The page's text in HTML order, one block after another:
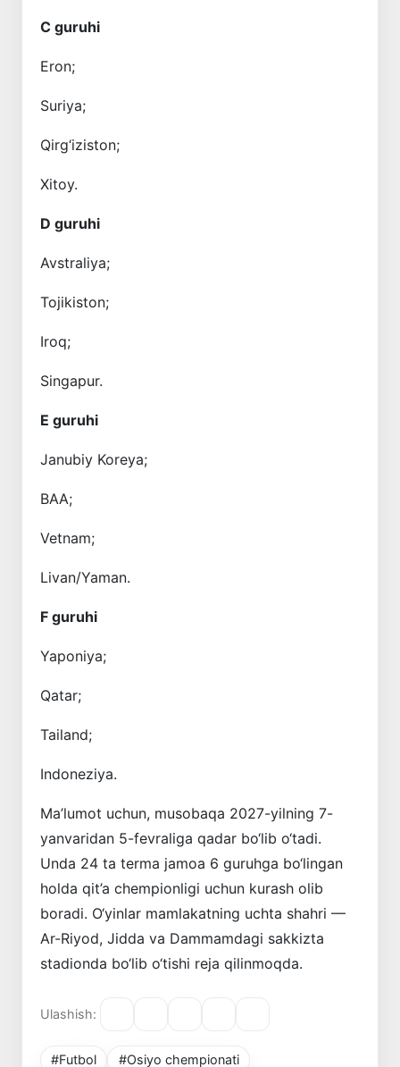
C guruhi
Eron;
Suriya;
Qirg‘iziston;
Xitoy.
D guruhi
Avstraliya;
Tojikiston;
Iroq;
Singapur.
E guruhi
Janubiy Koreya;
BAA;
Vetnam;
Livan/Yaman.
F guruhi
Yaponiya;
Qatar;
Tailand;
Indoneziya.
Ma’lumot uchun, musobaqa 2027-yilning 7-
yanvaridan 5-fevraliga qadar bo‘lib o‘tadi.
Unda 24 ta terma jamoa 6 guruhga bo‘lingan
holda qit’a chempionligi uchun kurash olib
boradi. O‘yinlar mamlakatning uchta shahri —
Ar-Riyod, Jidda va Dammamdagi sakkizta
stadionda bo‘lib o‘tishi reja qilinmoqda.
Ulashish:
#Futbol #Osiyo chempionati